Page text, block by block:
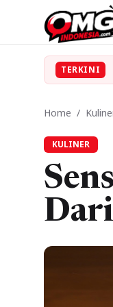
TERKINI
Home /
KULINER